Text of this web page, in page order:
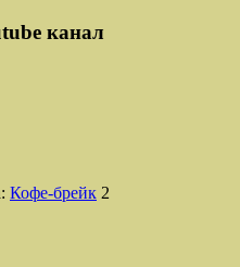
канал
Кофе-брейк 2